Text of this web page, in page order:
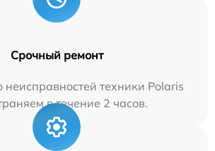
Срочный ремонт
неисправностей техники Polaris
в течение 2 часов.